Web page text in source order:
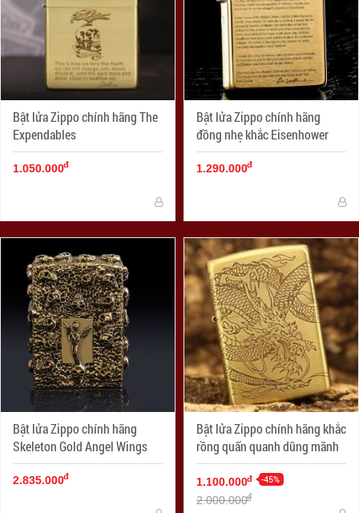
Bật lửa Zippo chính hãng The
Expendables
1.050.000đ
Bật lửa Zippo chính hãng
đồng nhẹ khắc Eisenhower
1.290.000đ
Bật lửa Zippo chính hãng
Skeleton Gold Angel Wings
2.835.000đ
Bật lửa Zippo chính hãng khắc
rồng quấn quanh dũng mãnh
1.100.000đ -45%
2.000.000đ